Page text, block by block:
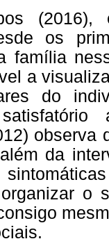
os
família
a
do
observa
da
o